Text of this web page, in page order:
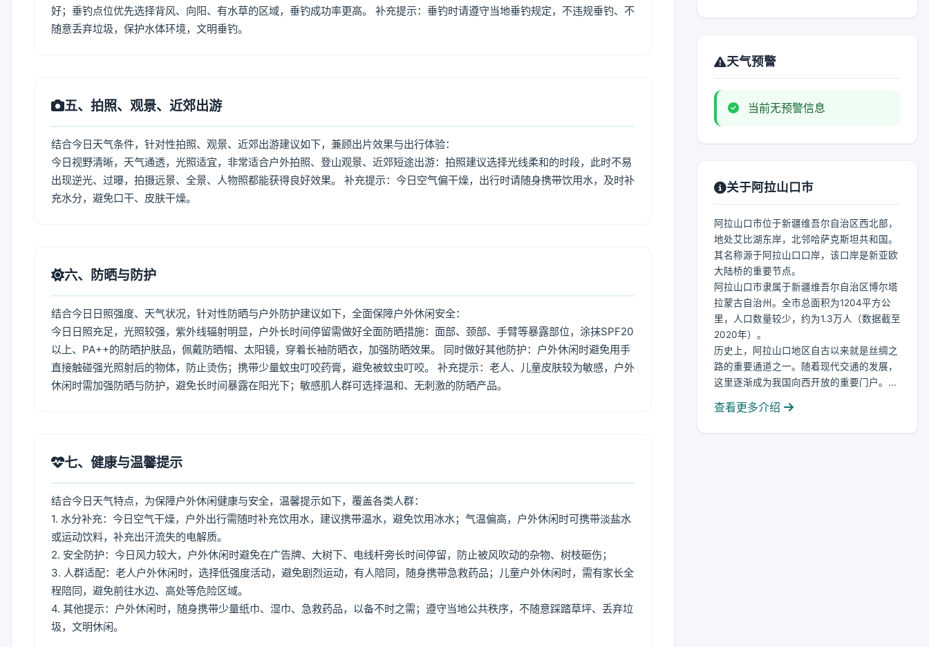
好；垂钓点位优先选择背风、向阳、有水草的区域，垂钓成功率更高。 补充提示：垂钓时请遵守当地垂钓规定，不违规垂钓、不
随意丢弃垃圾，保护水体环境，文明垂钓。
五、拍照、观景、近郊出游
结合今日天气条件，针对性拍照、观景、近郊出游建议如下，兼顾出片效果与出行体验：
今日视野清晰，天气通透，光照适宜，非常适合户外拍照、登山观景、近郊短途出游：拍照建议选择光线柔和的时段，此时不易
出现逆光、过曝，拍摄远景、全景、人物照都能获得良好效果。 补充提示：今日空气偏干燥，出行时请随身携带饮用水，及时补
充水分，避免口干、皮肤干燥。
六、防晒与防护
结合今日日照强度、天气状况，针对性防晒与户外防护建议如下，全面保障户外休闲安全：
今日日照充足，光照较强，紫外线辐射明显，户外长时间停留需做好全面防晒措施：面部、颈部、手臂等暴露部位，涂抹SPF20
以上、PA++的防晒护肤品，佩戴防晒帽、太阳镜，穿着长袖防晒衣，加强防晒效果。 同时做好其他防护：户外休闲时避免用手
直接触碰强光照射后的物体，防止烫伤；携带少量蚊虫叮咬药膏，避免被蚊虫叮咬。 补充提示：老人、儿童皮肤较为敏感，户外
休闲时需加强防晒与防护，避免长时间暴露在阳光下；敏感肌人群可选择温和、无刺激的防晒产品。
七、健康与温馨提示
结合今日天气特点，为保障户外休闲健康与安全，温馨提示如下，覆盖各类人群：
1. 水分补充：今日空气干燥，户外出行需随时补充饮用水，建议携带温水，避免饮用冰水；气温偏高，户外休闲时可携带淡盐水
或运动饮料，补充出汗流失的电解质。
2. 安全防护：今日风力较大，户外休闲时避免在广告牌、大树下、电线杆旁长时间停留，防止被风吹动的杂物、树枝砸伤；
3. 人群适配：老人户外休闲时，选择低强度活动，避免剧烈运动，有人陪同，随身携带急救药品；儿童户外休闲时，需有家长全
程陪同，避免前往水边、高处等危险区域。
4. 其他提示：户外休闲时，随身携带少量纸巾、湿巾、急救药品，以备不时之需；遵守当地公共秩序，不随意踩踏草坪、丢弃垃
圾，文明休闲。
天气预警
当前无预警信息
关于阿拉山口市
阿拉山口市位于新疆维吾尔自治区西北部，
地处艾比湖东岸，北邻哈萨克斯坦共和国。
其名称源于阿拉山口口岸，该口岸是新亚欧
大陆桥的重要节点。
阿拉山口市隶属于新疆维吾尔自治区博尔塔
拉蒙古自治州。全市总面积为1204平方公
里，人口数量较少，约为1.3万人（数据截至
2020年）。
历史上，阿拉山口地区自古以来就是丝绸之
路的重要通道之一。随着现代交通的发展，
这里逐渐成为我国向西开放的重要门户。...
查看更多介绍